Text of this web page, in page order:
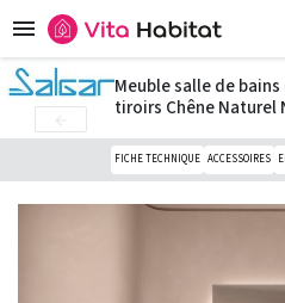

Meuble salle de
tiroirs Chêne Naturel
FICHE TECHNIQUE ACCESSOIRES